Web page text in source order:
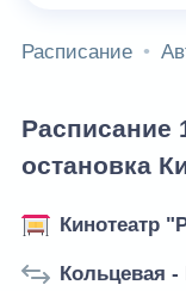
Расписание
Расписание
остановка
Кинотеатр
Кольцевая